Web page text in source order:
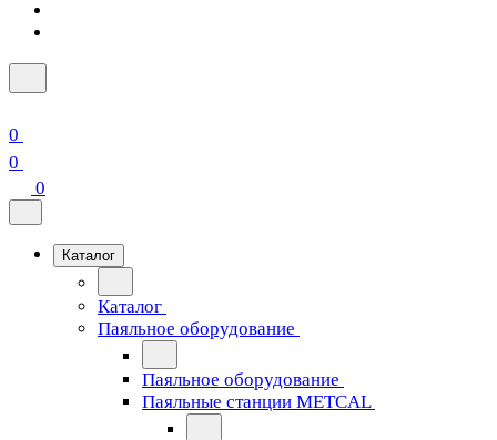
0
0
0
Каталог
Каталог
Паяльное оборудование
Паяльное оборудование
Паяльные станции METCAL